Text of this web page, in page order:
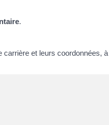
.
et leurs coordonnées,